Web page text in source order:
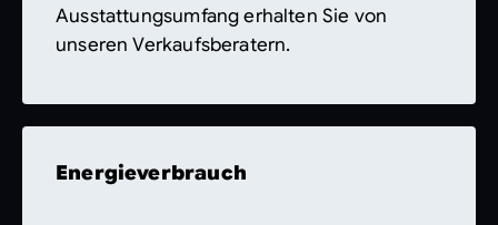
Ausstattungsumfang erhalten Sie von
unseren Verkaufsberatern.
Energieverbrauch